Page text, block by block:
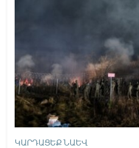
ԿԱՐԴԱՑԵՔ ՆԱԵՎ